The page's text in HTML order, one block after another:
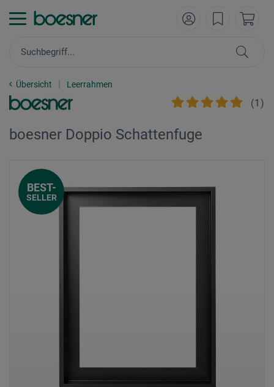
Übersicht Leerrahmen
(1 )
boesner Doppio Schattenfuge
BEST-
SELLER